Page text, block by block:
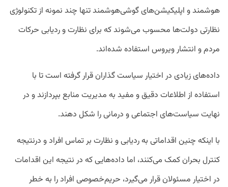
هوشمند و اپلیکیشن‌های گوشی‌هوشمند تنها چند نمونه از تکنولوژی
نظارتی دولت‌ها محسوب می‌شوند که برای نظارت و ردیابی حرکات
مردم و انتشار ویروس استفاده شده‌اند.
داده‌های زیادی در اختیار سیاست گذاران قرار گرفته است تا با
استفاده از اطلاعات دقیق و مفید به مدیریت منابع بپردازند و در
نهایت سیاست‌های اجتماعی و درمانی را شکل دهند.
با اینکه چنین اقداماتی به ردیابی و نظارت بر تماس افراد و درنتیجه
کنترل بحران کمک می‌کنند، اما داده‌هایی که در نتیجه این اقدامات
در اختیار مسئولان قرار می‌گیرد، حریم‌خصوصی افراد را به خطر